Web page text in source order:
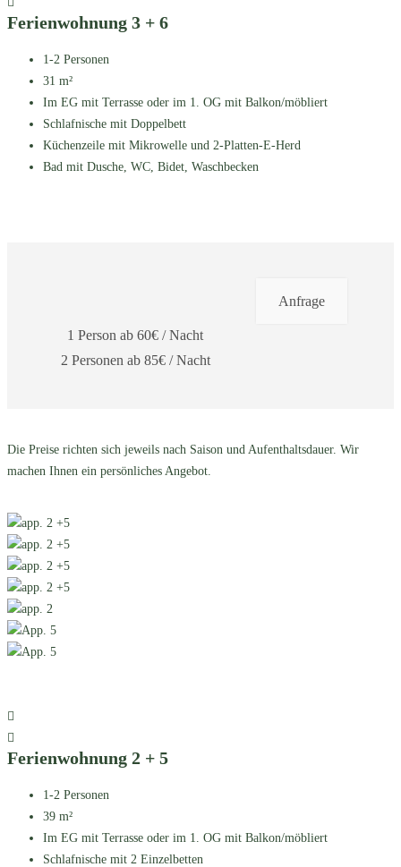
Ferienwohnung 3 + 6
1-2 Personen
31 m²
Im EG mit Terrasse oder im 1. OG mit Balkon/möbliert
Schlafnische mit Doppelbett
Küchenzeile mit Mikrowelle und 2-Platten-E-Herd
Bad mit Dusche, WC, Bidet, Waschbecken
1 Person ab 60€ / Nacht
2 Personen ab 85€ / Nacht
Anfrage
Die Preise richten sich jeweils nach Saison und Aufenthaltsdauer. Wir
machen Ihnen ein persönliches Angebot.
Ferienwohnung 2 + 5
1-2 Personen
39 m²
Im EG mit Terrasse oder im 1. OG mit Balkon/möbliert
Schlafnische mit 2 Einzelbetten